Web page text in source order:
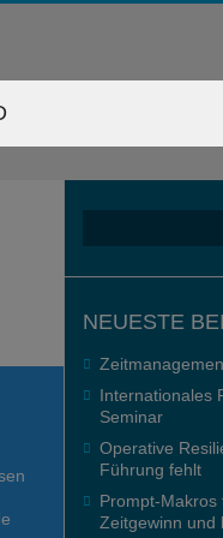
NEUESTE
Internationales
Seminar
Operative
Führung fehlt
Prompt-Makros
Zeitgewinn und